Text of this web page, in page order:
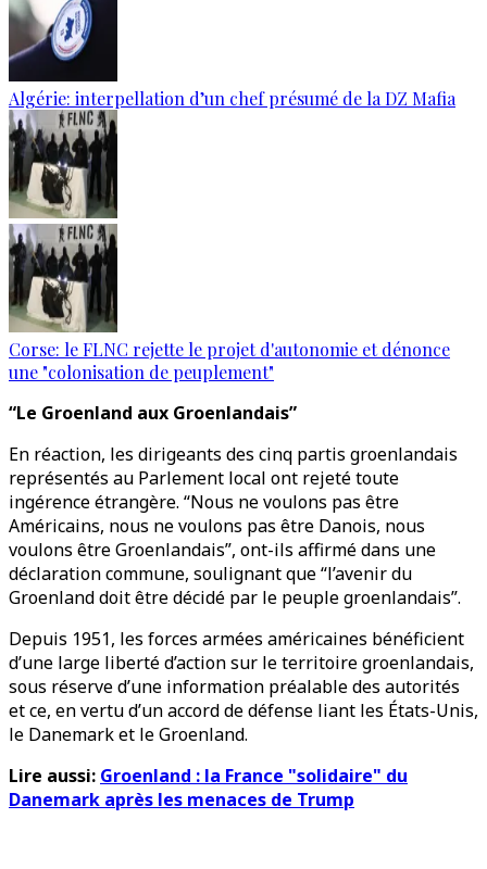
Algérie: interpellation d’un chef présumé de la DZ Mafia
Corse: le FLNC rejette le projet d'autonomie et dénonce
une "colonisation de peuplement"
“Le Groenland aux Groenlandais”
En réaction, les dirigeants des cinq partis groenlandais
représentés au Parlement local ont rejeté toute
ingérence étrangère. “Nous ne voulons pas être
Américains, nous ne voulons pas être Danois, nous
voulons être Groenlandais”, ont-ils affirmé dans une
déclaration commune, soulignant que “l’avenir du
Groenland doit être décidé par le peuple groenlandais”.
Depuis 1951, les forces armées américaines bénéficient
d’une large liberté d’action sur le territoire groenlandais,
sous réserve d’une information préalable des autorités
et ce, en vertu d’un accord de défense liant les États-Unis,
le Danemark et le Groenland.
Lire aussi: Groenland : la France "solidaire" du
Danemark après les menaces de Trump